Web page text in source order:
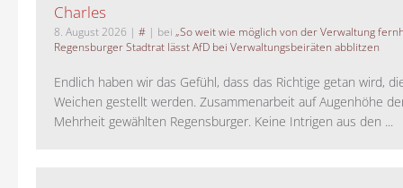
Charles
8. August 2026 | # | bei „So weit wie möglich von der Verwaltung
Regensburger Stadtrat lässt AfD bei Verwaltungsbeiräten abblitzen
Endlich haben wir das Gefühl, dass das Richtige getan wird,
Weichen gestellt werden. Zusammenarbeit auf Augenhöhe
Mehrheit gewählten Regensburger. Keine Intrigen aus den ...